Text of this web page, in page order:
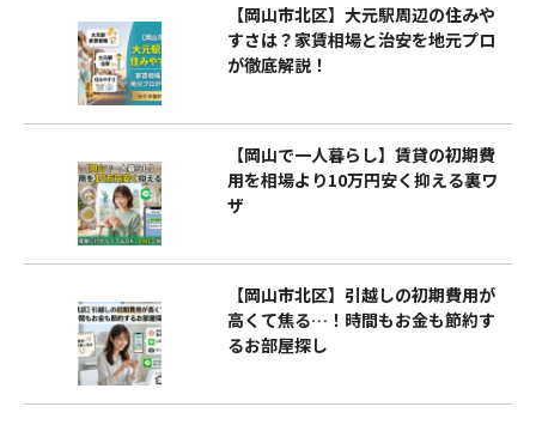
【岡山市北区】大元駅周辺の住みや
すさは？家賃相場と治安を地元プロ
が徹底解説！
【岡山で一人暮らし】賃貸の初期費
用を相場より10万円安く抑える裏ワ
ザ
【岡山市北区】引越しの初期費用が
高くて焦る…！時間もお金も節約す
るお部屋探し